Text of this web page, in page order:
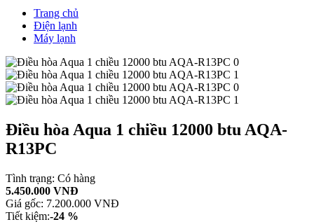
Trang chủ
Điện lạnh
Máy lạnh
Điều hòa Aqua 1 chiều 12000 btu AQA-
R13PC
Tình trạng: Có hàng
5.450.000 VNĐ
Giá gốc: 7.200.000 VNĐ
Tiết kiệm:-24 %